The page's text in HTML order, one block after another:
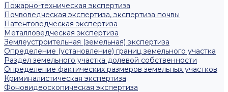
Пожарно-техническая экспертиза
Почвоведческая экспертиза, экспертиза почвы
Патентоведческая экспертиза
Металловедческая экспертиза
Землеустроительная (земельная) экспертиза
Определение (установление) границ земельного участка
Раздел земельного участка долевой собственности
Определение фактических размеров земельных участков
Криминалистическая экспертиза
Фоновидеоскопическая экспертиза